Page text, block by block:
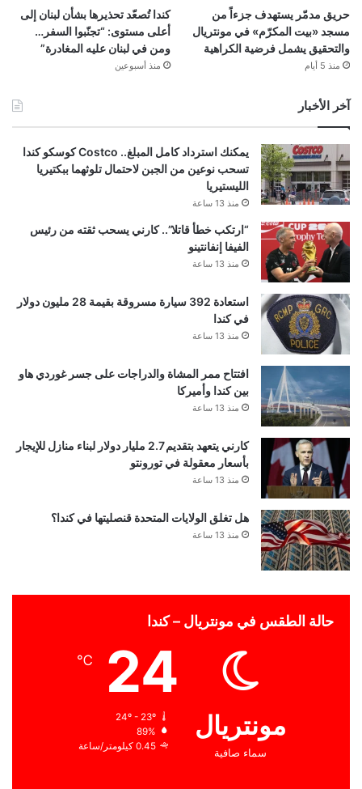
حريق مدمّر يستهدف جزءاً من
مسجد «بيت المكرّم» في مونتريال
والتحقيق يشمل فرضية الكراهية
منذ 5 أيام
كندا تُصعّد تحذيرها بشأن لبنان إلى
أعلى مستوى: “تجنّبوا السفر…
ومن في لبنان عليه المغادرة”
منذ أسبوعين
آخر الأخبار
يمكنك استرداد كامل المبلغ.. Costco كوسكو كندا
تسحب نوعين من الجبن لاحتمال تلوثهما ببكتيريا
الليستيريا
منذ 13 ساعة
“ارتكب خطأ قاتلا”.. كارني يسحب ثقته من رئيس
الفيفا إنفانتينو
منذ 13 ساعة
استعادة 392 سيارة مسروقة بقيمة 28 مليون دولار
في كندا
منذ 13 ساعة
افتتاح ممر المشاة والدراجات على جسر غوردي هاو
بين كندا وأميركا
منذ 13 ساعة
كارني يتعهد بتقديم 2.7 مليار دولار لبناء منازل للإيجار
بأسعار معقولة في تورونتو
منذ 13 ساعة
هل تغلق الولايات المتحدة قنصليتها في كندا؟
منذ 13 ساعة
حالة الطقس في مونتريال – كندا
مونتريال
سماء صافية
24
℃
24º - 23º
89%
0.45 كيلومتر/ساعة